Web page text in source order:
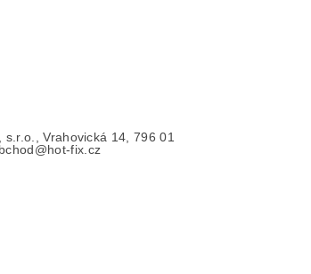
Vrahovická 14, 796 01
fix.cz